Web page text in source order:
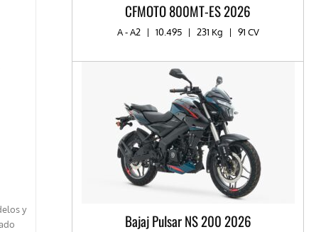
y
CFMOTO 800MT-ES 2026
A - A2 | 10.495 | 231 Kg | 91 CV
Bajaj Pulsar NS 200 2026